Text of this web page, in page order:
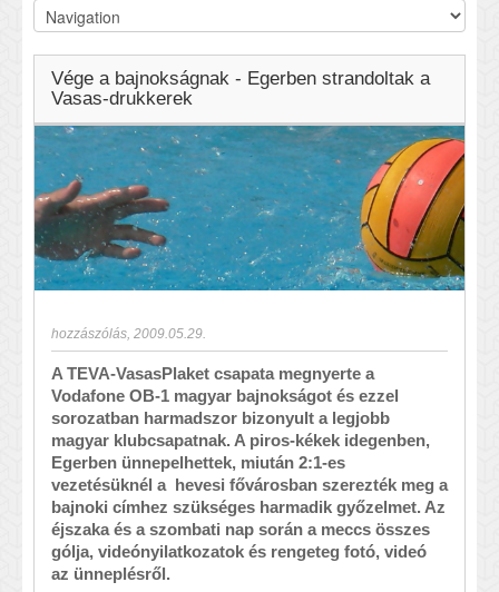
Vége a bajnokságnak - Egerben strandoltak a
Vasas-drukkerek
hozzászólás, 2009.05.29.
A TEVA-VasasPlaket csapata megnyerte a
Vodafone OB-1 magyar bajnokságot és ezzel
sorozatban harmadszor bizonyult a legjobb
magyar klubcsapatnak. A piros-kékek idegenben,
Egerben ünnepelhettek, miután 2:1-es
vezetésüknél a hevesi fővárosban szerezték meg a
bajnoki címhez szükséges harmadik győzelmet. Az
éjszaka és a szombati nap során a meccs összes
gólja, videónyilatkozatok és rengeteg fotó, videó
az ünneplésről.